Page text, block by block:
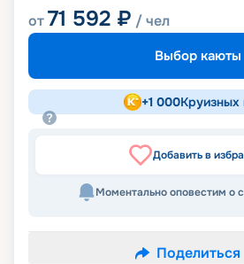
от71 592 ₽ / чел
Выбор каюты
+1 000Круизных
Добавить в
Моментально оповестим о
Поделиться